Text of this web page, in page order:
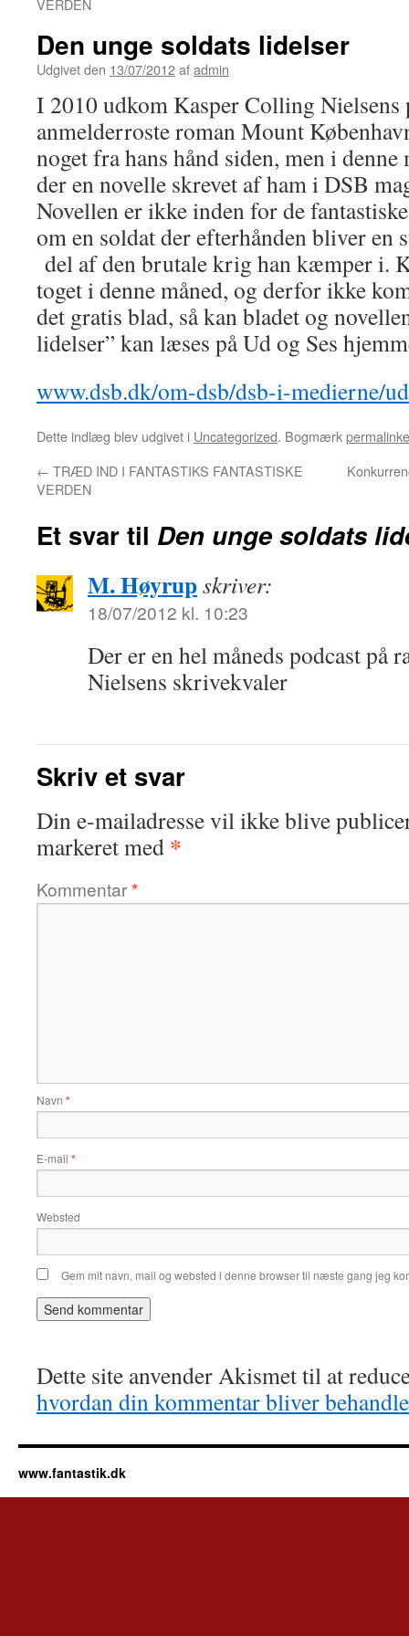
VERDEN
Den unge soldats lidelser
Udgivet den 13/07/2012afadmin
I 2010 udkom Kasper Colling Nielsens
anmelderroste roman Mount
noget fra hans hånd siden, men i
der en novelle skrevet af ham i DSB
Novellen er ikke inden for de
om en soldat der efterhånden bliver en
del af den brutale krig han kæmper i.
toget i denne måned, og derfor ikke
det gratis blad, så kan bladet og
lidelser” kan læses på Ud og Ses
www.dsb.dk/om-dsb/dsb-i-medierne/
Dette indlæg blev udgivet i Uncategorized. Bogmærk
← TRÆD IND I FANTASTIKS FANTASTISKE
VERDEN
Et svar til Den unge soldats
M. Høyrupskriver:
18/07/2012 kl. 10:23
Der er en hel måneds podcast på
Nielsens skrivekvaler
Skriv et svar
Din e-mailadresse vil ikke blive
markeret med *
Kommentar*
Navn *
E-mail *
Websted
Gem mit navn, mail og websted i denne browser til næste gang jeg
Dette site anvender Akismet til at
hvordan din kommentar bliver
www.fantastik.dk